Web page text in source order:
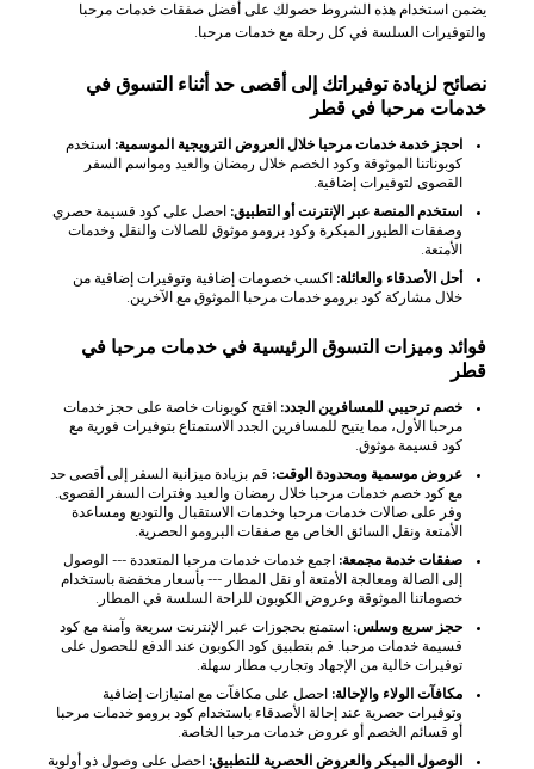
يضمن استخدام هذه الشروط حصولك على أفضل صفقات خدمات مرحبا
والتوفيرات السلسة في كل رحلة مع خدمات مرحبا.
نصائح لزيادة توفيراتك إلى أقصى حد أثناء التسوق في
خدمات مرحبا في قطر
احجز خدمة خدمات مرحبا خلال العروض الترويجية الموسمية: استخدم
كوبوناتنا الموثوقة وكود الخصم خلال رمضان والعيد ومواسم السفر
القصوى لتوفيرات إضافية.
استخدم المنصة عبر الإنترنت أو التطبيق: احصل على كود قسيمة حصري
وصفقات الطيور المبكرة وكود برومو موثوق للصالات والنقل وخدمات
الأمتعة.
أحل الأصدقاء والعائلة: اكسب خصومات إضافية وتوفيرات إضافية من
خلال مشاركة كود برومو خدمات مرحبا الموثوق مع الآخرين.
فوائد وميزات التسوق الرئيسية في خدمات مرحبا في
قطر
خصم ترحيبي للمسافرين الجدد: افتح كوبونات خاصة على حجز خدمات
مرحبا الأول، مما يتيح للمسافرين الجدد الاستمتاع بتوفيرات فورية مع
كود قسيمة موثوق.
عروض موسمية ومحدودة الوقت: قم بزيادة ميزانية السفر إلى أقصى حد
مع كود خصم خدمات مرحبا خلال رمضان والعيد وفترات السفر القصوى.
وفر على صالات خدمات مرحبا وخدمات الاستقبال والتوديع ومساعدة
الأمتعة ونقل السائق الخاص مع صفقات البرومو الحصرية.
صفقات خدمة مجمعة: اجمع خدمات خدمات مرحبا المتعددة --- الوصول
إلى الصالة ومعالجة الأمتعة أو نقل المطار --- بأسعار مخفضة باستخدام
خصوماتنا الموثوقة وعروض الكوبون للراحة السلسة في المطار.
حجز سريع وسلس: استمتع بحجوزات عبر الإنترنت سريعة وآمنة مع كود
قسيمة خدمات مرحبا. قم بتطبيق كود الكوبون عند الدفع للحصول على
توفيرات خالية من الإجهاد وتجارب مطار سهلة.
مكافآت الولاء والإحالة: احصل على مكافآت مع امتيازات إضافية
وتوفيرات حصرية عند إحالة الأصدقاء باستخدام كود برومو خدمات مرحبا
أو قسائم الخصم أو عروض خدمات مرحبا الخاصة.
الوصول المبكر والعروض الحصرية للتطبيق: احصل على وصول ذو أولوية